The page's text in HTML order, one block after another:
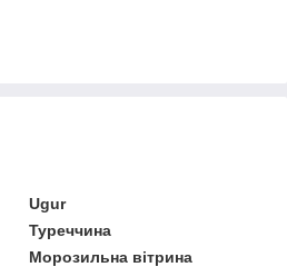
Ugur
Туреччина
Морозильна вітрина